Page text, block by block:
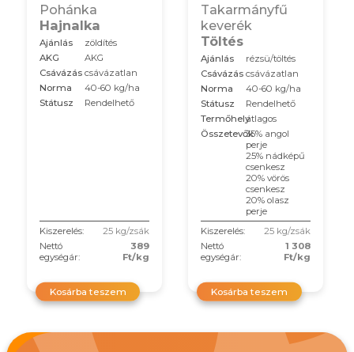
Pohánka
Hajnalka
Ajánlás
zöldítés
AKG
AKG
Csávázás csávázatlan
Norma
40-60 kg/ha
Státusz
Rendelhető
Kiszerelés:
25 kg/zsák
Nettó
egységár:
389
Ft/kg
Kosárba teszem
Takarmányfű
keverék
Töltés
Ajánlás
rézsü/töltés
Csávázás csávázatlan
Norma
40-60 kg/ha
Státusz
Rendelhető
Termőhelyátlagos
Összetevők35% angol
perje
25% nádképű
csenkesz
20% vörös
csenkesz
20% olasz
perje
Kiszerelés:
25 kg/zsák
Nettó
egységár:
1 308
Ft/kg
Kosárba teszem